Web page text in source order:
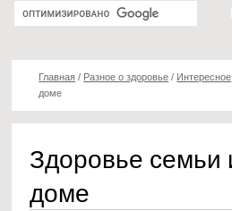
Главная / Разное о здоровье / Интересное
доме
Здоровье семьи
доме